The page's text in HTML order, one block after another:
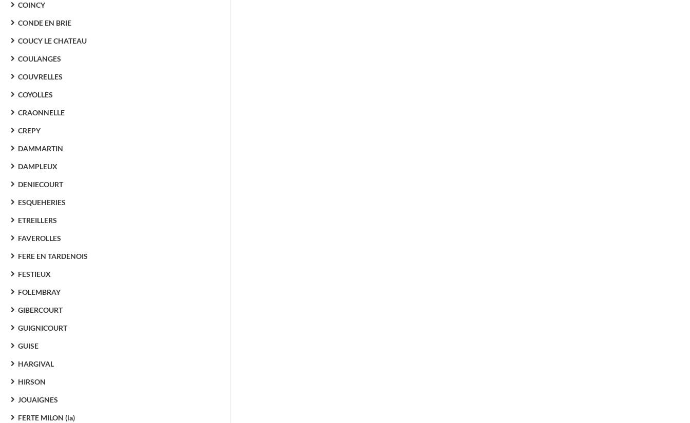
COINCY
CONDE EN BRIE
COUCY LE CHATEAU
COULANGES
COUVRELLES
COYOLLES
CRAONNELLE
CREPY
DAMMARTIN
DAMPLEUX
DENIECOURT
ESQUEHERIES
ETREILLERS
FAVEROLLES
FERE EN TARDENOIS
FESTIEUX
FOLEMBRAY
GIBERCOURT
GUIGNICOURT
GUISE
HARGIVAL
HIRSON
JOUAIGNES
FERTE MILON (la)